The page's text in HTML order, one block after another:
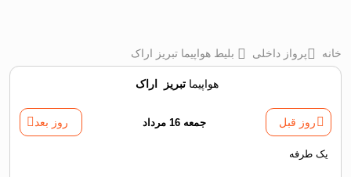
خانه پرواز داخلی بلیط هواپیما تبریز اراک
هواپیما تبریز اراک
روز قبل جمعه 16 مرداد روز بعد
یک طرفه